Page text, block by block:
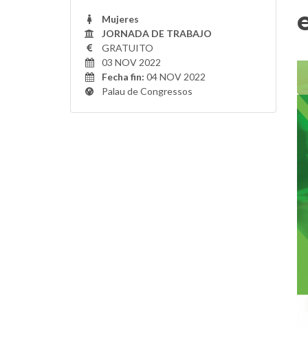
Mujeres
JORNADA DE TRABAJO
GRATUITO
03 NOV 2022
Fecha fin: 04 NOV 2022
Palau de Congressos